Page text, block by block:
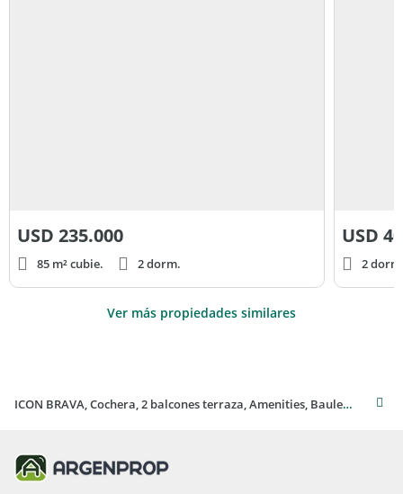
USD 235.000
85 m² cubie. 2 dorm.
USD
2
Ver más propiedades similares
ICON BRAVA, Cochera, 2 balcones terraza, Amenities, Baulera,departamento venta Uruguay